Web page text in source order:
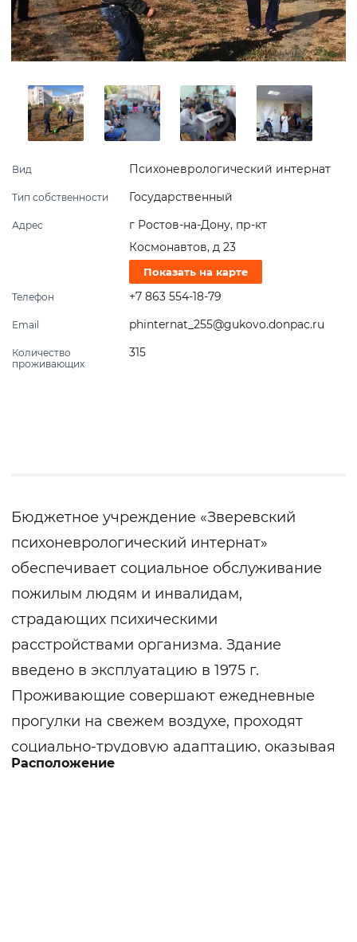
Вид Психоневрологический интернат
Тип собственности Государственный
Адрес
г Ростов-на-Дону, пр-кт
Космонавтов, д 23
Показать на карте
Телефон +7 863 554-18-79
Email phinternat_255@gukovo.donpac.ru
Количество
проживающих
315
Бюджетное учреждение «Зверевский
психоневрологический интернат»
обеспечивает социальное обслуживание
пожилым людям и инвалидам,
страдающих психическими
расстройствами организма. Здание
введено в эксплуатацию в 1975 г.
Проживающие совершают ежедневные
прогулки на свежем воздухе, проходят
социально-трудовую адаптацию, оказывая
посильную помощь по благоустройству
Расположение